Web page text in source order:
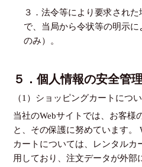
３．法令等により要求され
で、当局から令状等の明示
のみ）。
５．個人情報の安全管
（1）ショッピングカートにつ
当社のWebサイトでは、お客様
と、その保護に努めています。
カートについては、レンタルカ
用しており、注文データが外部